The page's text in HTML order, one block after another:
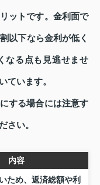
ットです。金利面で
以下なら金利が低く
なる点も見逃せませ
ています。
する場合には注意す
さい。
内容
ため、返済総額や利